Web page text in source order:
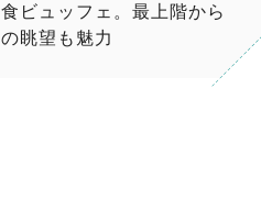
食ビュッフェ。最上階から
の眺望も魅力